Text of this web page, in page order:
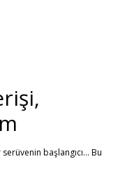
başlangıcı... Bu